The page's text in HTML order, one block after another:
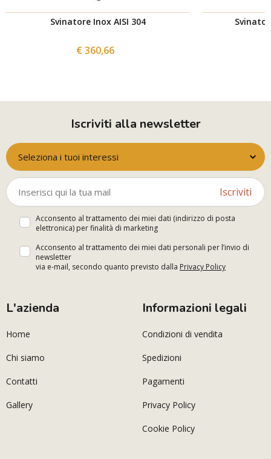
Svinatore Inox AISI 304
€ 360,66
Iscriviti alla newsletter
Seleziona i tuoi interessi
Iscriviti
Acconsento al trattamento dei miei dati (indirizzo di posta
elettronica) per finalità di marketing
Acconsento al trattamento dei miei dati personali per l’invio di
newsletter
via e-mail, secondo quanto previsto dalla Privacy Policy
L'azienda
Home
Chi siamo
Contatti
Gallery
Informazioni legali
Condizioni di vendita
Spedizioni
Pagamenti
Privacy Policy
Cookie Policy